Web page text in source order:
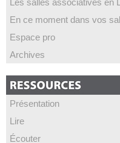
Les salles associatives en
En ce moment dans vos
Espace pro
Archives
Présentation
Lire
Écouter